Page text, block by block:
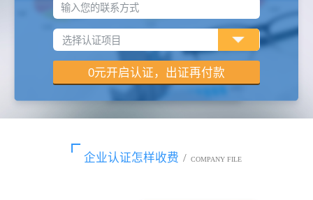
输入您的联系方式
企业认证怎样收费 / COMPANY FILE